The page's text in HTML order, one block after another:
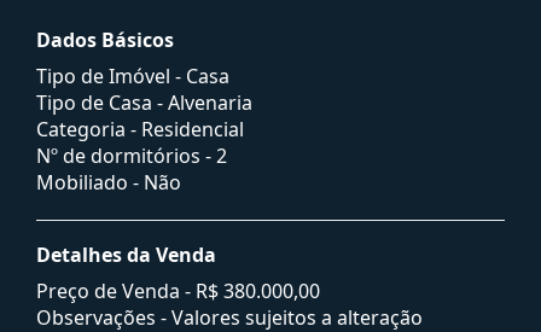
Dados Básicos
Tipo de Imóvel - Casa
Tipo de Casa - Alvenaria
Categoria - Residencial
Nº de dormitórios - 2
Mobiliado - Não
Detalhes da Venda
Preço de Venda - R$ 380.000,00
Observações - Valores sujeitos a alteração